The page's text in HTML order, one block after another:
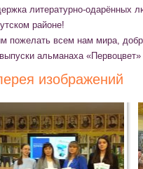
литературно-одарённых
районе!
пожелать всем нам мира,
альманаха
изображений